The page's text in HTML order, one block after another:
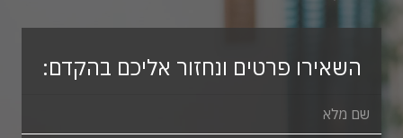
השאירו פרטים ונחזור אליכם בהקדם: